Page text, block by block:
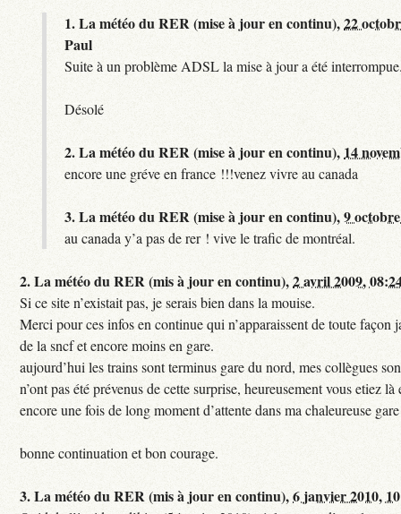
1.La météo du RER (mise à jour en continu),22
Paul
Suite à un problème ADSL la mise à jour a été
Désolé
2.La météo du RER (mise à jour en continu), 14
encore une gréve en france !!!venez vivre au canada
3.La météo du RER (mise à jour en continu),9
au canada y’a pas de rer ! vive le trafic de montréal.
2.La météo du RER (mis à jour en continu),2 avril 2009,
Si ce site n’existait pas, je serais bien dans la mouise.
Merci pour ces infos en continue qui n’apparaissent de toute façon
de la sncf et encore moins en gare.
aujourd’hui les trains sont terminus gare du nord, mes collègues
n’ont pas été prévenus de cette surprise, heureusement vous etiez là
encore une fois de long moment d’attente dans ma chaleureuse
bonne continuation et bon courage.
3.La météo du RER (mis à jour en continu),6 janvier 2010,